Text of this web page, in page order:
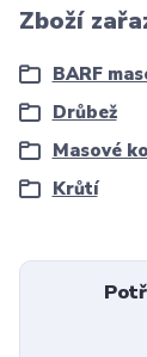
Zboží
BARF
Drůbež
Masové
Krůtí